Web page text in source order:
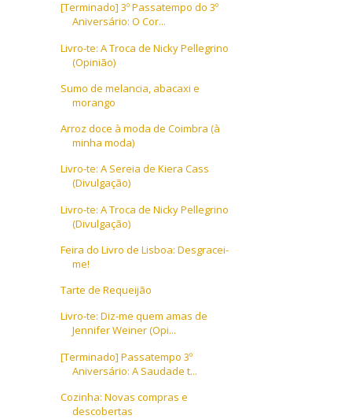
[Terminado] 3º Passatempo do 3º
Aniversário: O Cor...
Livro-te: A Troca de Nicky Pellegrino
(Opinião)
Sumo de melancia, abacaxi e
morango
Arroz doce à moda de Coimbra (à
minha moda)
Livro-te: A Sereia de Kiera Cass
(Divulgação)
Livro-te: A Troca de Nicky Pellegrino
(Divulgação)
Feira do Livro de Lisboa: Desgracei-
me!
Tarte de Requeijão
Livro-te: Diz-me quem amas de
Jennifer Weiner (Opi...
[Terminado] Passatempo 3º
Aniversário: A Saudade t...
Cozinha: Novas compras e
descobertas